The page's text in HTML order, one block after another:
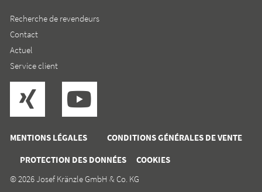
MENTIONS LÉGALES
CONDITIONS GÉNÉRALES DE VENTE
PROTECTION DES DONNÉES
COOKIES
Recherche de revendeurs
Contact
Actuel
Service client
© 2026 Josef Kränzle GmbH & Co. KG